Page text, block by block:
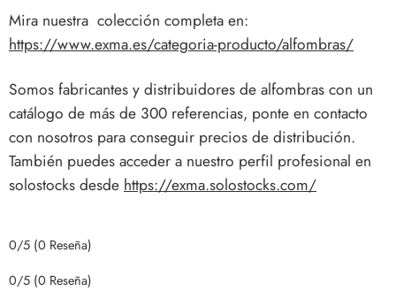
Mira nuestra colección completa en:
https://www.exma.es/categoria-producto/alfombras/
Somos fabricantes y distribuidores de alfombras con un
catálogo de más de 300 referencias, ponte en contacto
con nosotros para conseguir precios de distribución.
También puedes acceder a nuestro perfil profesional en
solostocks desdehttps://exma.solostocks.com/
0/5 (0 Reseña)
0/5 (0 Reseña)